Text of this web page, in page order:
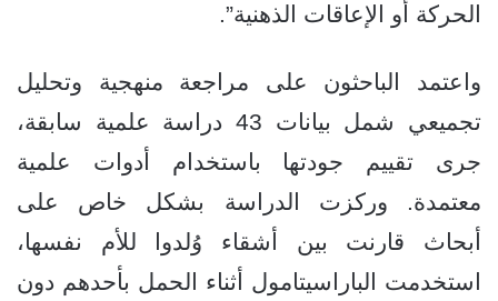
الحركة أو الإعاقات الذهنية”.
واعتمد الباحثون على مراجعة منهجية وتحليل
تجميعي شمل بيانات 43 دراسة علمية سابقة،
جرى تقييم جودتها باستخدام أدوات علمية
معتمدة. وركزت الدراسة بشكل خاص على
أبحاث قارنت بين أشقاء وُلدوا للأم نفسها،
استخدمت الباراسيتامول أثناء الحمل بأحدهم دون